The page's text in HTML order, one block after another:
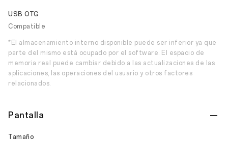
USB OTG
Compatible
*El almacenamiento interno disponible puede ser inferior ya que
parte del mismo está ocupado por el software. El espacio de
memoria real puede cambiar debido a las actualizaciones de las
aplicaciones, las operaciones del usuario y otros factores
relacionados.
Pantalla
Tamaño